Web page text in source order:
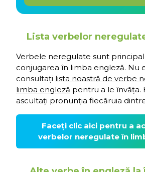
Lista verbelor
Verbele neregulate sunt
conjugarea în limba engleză. Nu
consultați lista noastră de verbe
limba engleză pentru a le învăța.
ascultați pronunția fiecăruia
Faceți clic aici pentru a
verbelor neregulate în